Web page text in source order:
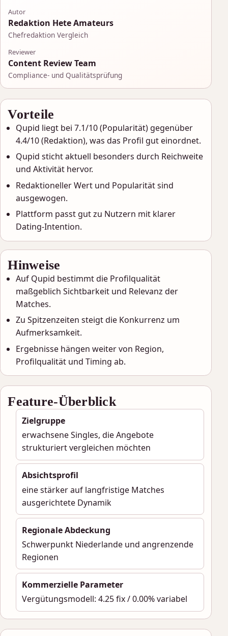
Autor
Redaktion Hete Amateurs
Chefredaktion Vergleich
Reviewer
Content Review Team
Compliance- und Qualitätsprüfung
Vorteile
Qupid liegt bei 7.1/10 (Popularität) gegenüber
4.4/10 (Redaktion), was das Profil gut einordnet.
Qupid sticht aktuell besonders durch Reichweite
und Aktivität hervor.
Redaktioneller Wert und Popularität sind
ausgewogen.
Plattform passt gut zu Nutzern mit klarer
Dating-Intention.
Hinweise
Auf Qupid bestimmt die Profilqualität
maßgeblich Sichtbarkeit und Relevanz der
Matches.
Zu Spitzenzeiten steigt die Konkurrenz um
Aufmerksamkeit.
Ergebnisse hängen weiter von Region,
Profilqualität und Timing ab.
Feature-Überblick
Zielgruppe
erwachsene Singles, die Angebote
strukturiert vergleichen möchten
Absichtsprofil
eine stärker auf langfristige Matches
ausgerichtete Dynamik
Regionale Abdeckung
Schwerpunkt Niederlande und angrenzende
Regionen
Kommerzielle Parameter
Vergütungsmodell: 4.25 fix / 0.00% variabel